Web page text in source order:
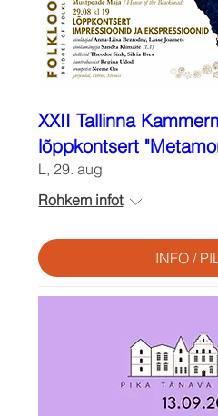
XXII Tallinna
lõppkontsert
L, 29. aug
Rohkem infot
INFO /